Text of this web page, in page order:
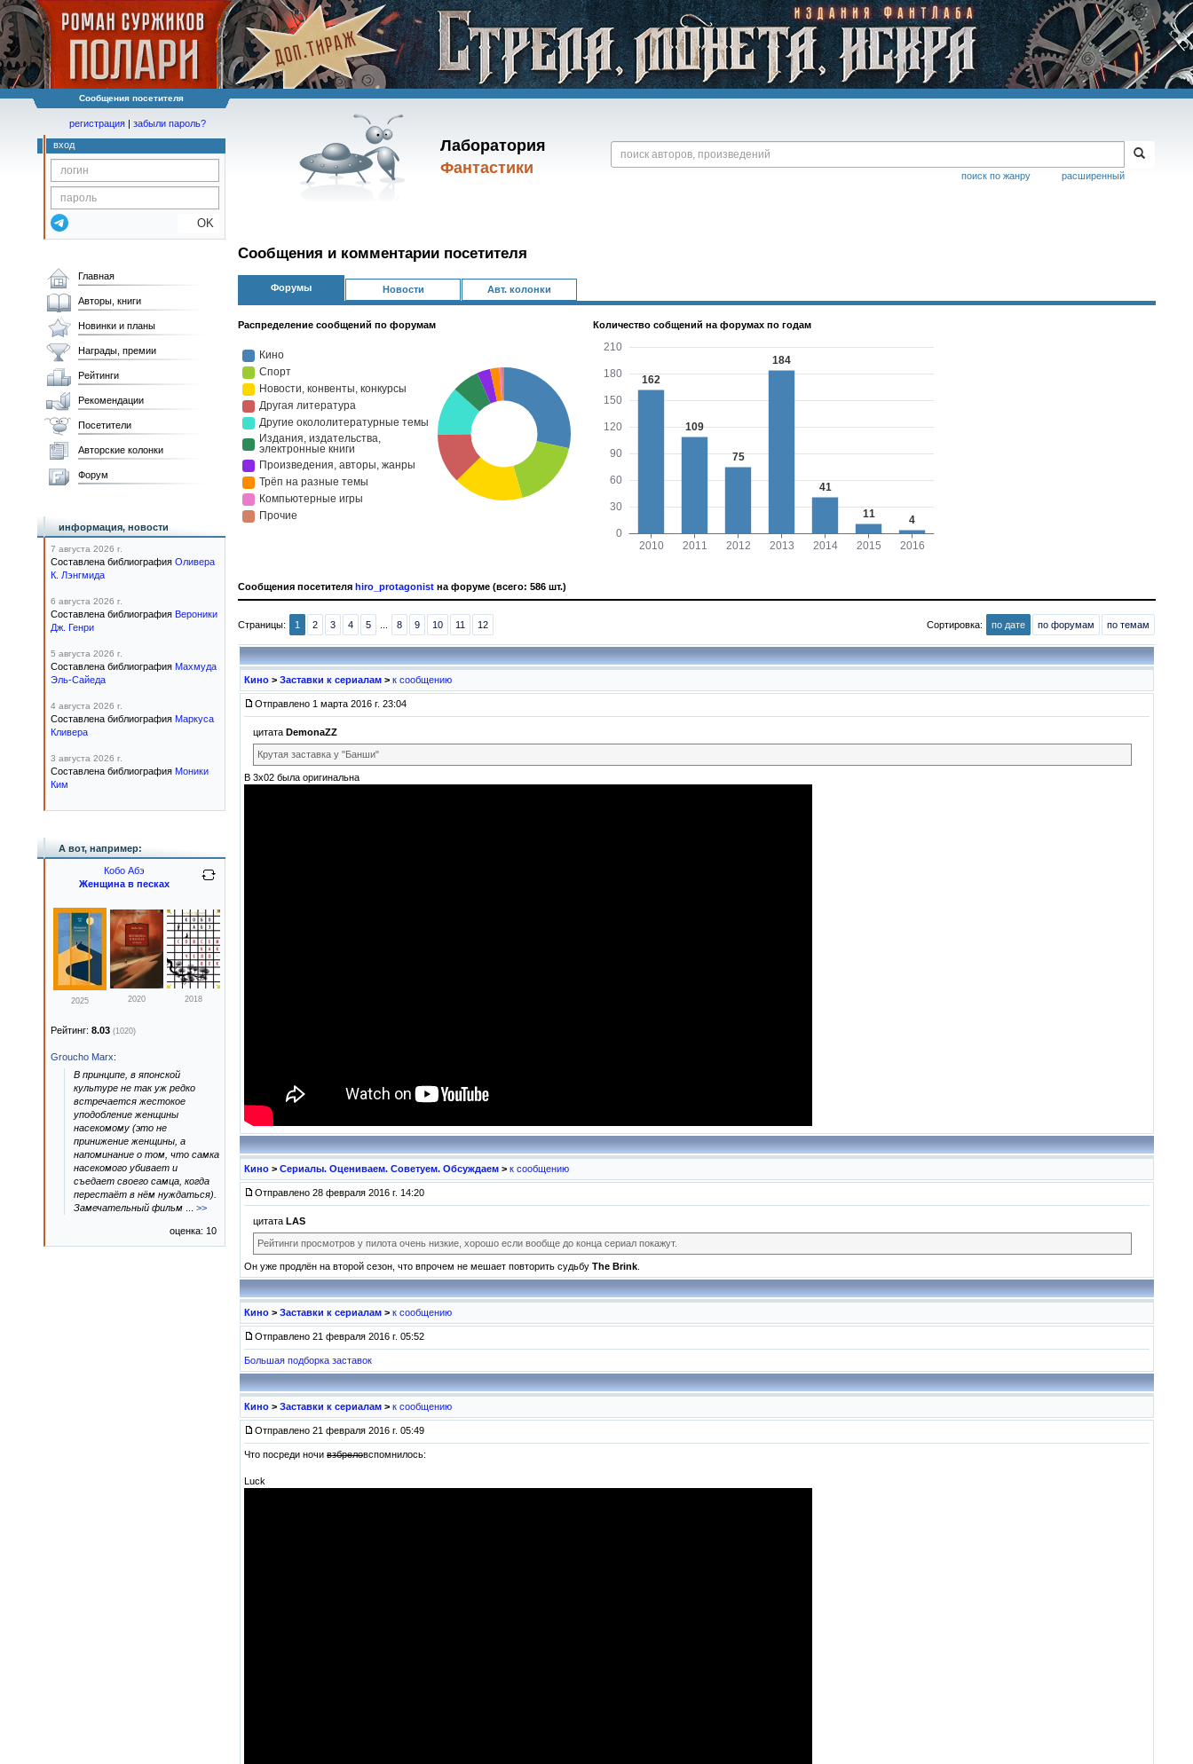
Сообщения посетителя
Лаборатория
Фантастики
расширенный
поиск по жанру
регистрация | забыли пароль?
вход
OK
Сообщения и комментарии посетителя
Форумы Новости Авт. колонки
Распределение сообщений по форумам Количество собщений на форумах по годам
Сообщения посетителя hiro_protagonist на форуме (всего: 586 шт.)
Страницы: 1 2 3 4 5 8 9 10 11 12 Сортировка: по дате по форумам по темам
Кино > Заставки к сериалам > к сообщению
Отправлено 1 марта 2016 г. 23:04
цитата DemonaZZ
Крутая заставка у "Банши"
В 3x02 была оригинальна
Кино > Сериалы. Оцениваем. Советуем. Обсуждаем > к сообщению
Отправлено 28 февраля 2016 г. 14:20
цитата LAS
Рейтинги просмотров у пилота очень низкие, хорошо если вообще до конца сериал покажут.
Он уже продлён на второй сезон, что впрочем не мешает повторить судьбу The Brink
Кино > Заставки к сериалам > к сообщению
Отправлено 21 февраля 2016 г. 05:52
Большая подборка заставок
Кино > Заставки к сериалам > к сообщению
Отправлено 21 февраля 2016 г. 05:49
Что посреди ночи взбреловспомнилось:
Luck
Главная
Авторы, книги
Новинки и планы
Награды, премии
Рейтинги
Рекомендации
Посетители
Авторские колонки
Форум
информация, новости
7 августа 2026 г.
Составлена библиография Оливера
К. Лэнгмида
6 августа 2026 г.
Составлена библиография Вероники
Дж. Генри
5 августа 2026 г.
Составлена библиография Махмуда
Эль-Сайеда
4 августа 2026 г.
Составлена библиография Маркуса
Кливера
3 августа 2026 г.
Составлена библиография Моники
Ким
А вот, например:
Кобо Абэ
Женщина в песках
2025 2020 2018
Рейтинг: 8.03 (1020)
Groucho Marx:
В принципе, в японской
культуре не так уж редко
встречается жестокое
уподобление женщины
насекомому (это не
принижение женщины, а
напоминание о том, что самка
насекомого убивает и
съедает своего самца, когда
перестаёт в нём нуждаться).
Замечательный фильм
>>
оценка: 10